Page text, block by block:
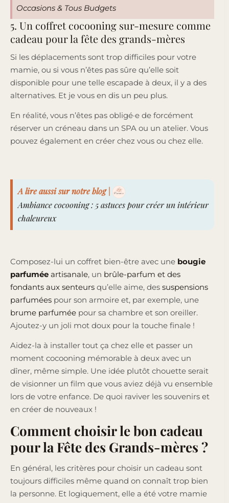
Occasions & Tous Budgets
5. Un coffret cocooning sur-mesure comme
cadeau pour la fête des grands-mères
Si les déplacements sont trop difficiles pour votre
mamie, ou si vous n’êtes pas sûre qu’elle soit
disponible pour une telle escapade à deux, il y a des
alternatives. Et je vous en dis un peu plus.
En réalité, vous n’êtes pas obligé·e de forcément
réserver un créneau dans un SPA ou un atelier. Vous
pouvez également en créer chez vous ou chez elle.
A lire aussi sur notre blog |
Ambiance cocooning : 5 astuces pour créer un intérieur
chaleureux
Composez-lui un coffret bien-être avec une bougie
parfumée artisanale, un brûle-parfum et des
fondants aux senteurs qu’elle aime, des suspensions
parfumées pour son armoire et, par exemple, une
brume parfumée pour sa chambre et son oreiller.
Ajoutez-y un joli mot doux pour la touche finale !
Aidez-la à installer tout ça chez elle et passer un
moment cocooning mémorable à deux avec un
dîner, même simple. Une idée plutôt chouette serait
de visionner un film que vous aviez déjà vu ensemble
lors de votre enfance. De quoi raviver les souvenirs et
en créer de nouveaux !
Comment choisir le bon cadeau
pour la Fête des Grands-mères ?
En général, les critères pour choisir un cadeau sont
toujours difficiles même quand on connaît trop bien
la personne. Et logiquement, elle a été votre mamie